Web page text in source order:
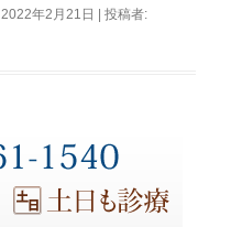
2022年2月21日 |投稿者: